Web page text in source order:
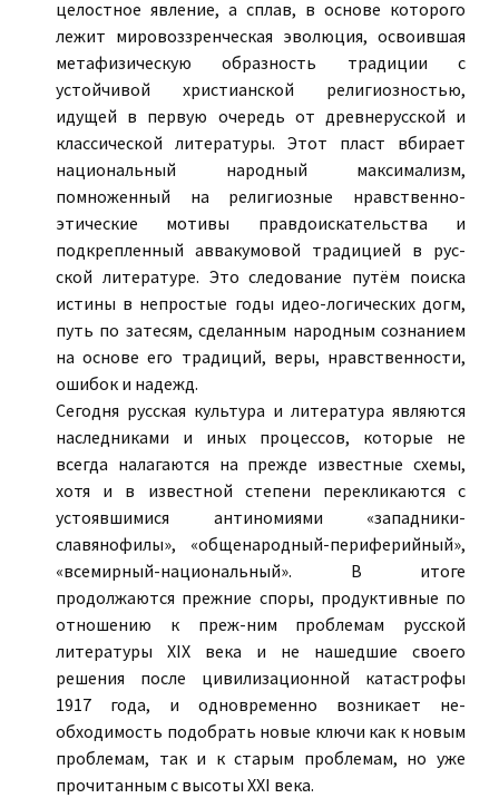
целостное явление, а сплав, в основе которого
лежит мировоззренческая эволюция, освоившая
метафизическую образность традиции с
устойчивой христианской религиозностью,
идущей в первую очередь от древнерусской и
классической литературы. Этот пласт вбирает
национальный народный максимализм,
помноженный на религиозные нравственно-
этические мотивы правдоискательства и
подкрепленный аввакумовой традицией в рус-
ской литературе. Это следование путём поиска
истины в непростые годы идео-логических догм,
путь по затесям, сделанным народным сознанием
на основе его традиций, веры, нравственности,
ошибок и надежд.
Сегодня русская культура и литература являются
наследниками и иных процессов, которые не
всегда налагаются на прежде известные схемы,
хотя и в известной степени перекликаются с
устоявшимися антиномиями «западники-
славянофилы», «общенародный-периферийный»,
«всемирный-национальный». В итоге
продолжаются прежние споры, продуктивные по
отношению к преж-ним проблемам русской
литературы ХIХ века и не нашедшие своего
решения после цивилизационной катастрофы
1917 года, и одновременно возникает не-
обходимость подобрать новые ключи как к новым
проблемам, так и к старым проблемам, но уже
прочитанным с высоты ХХI века.